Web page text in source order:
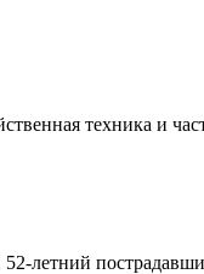
техника и
52-летний